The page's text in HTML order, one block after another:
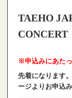
TAEHO
CONCERT
※申込みにあた
先着になります
ージよりお申込